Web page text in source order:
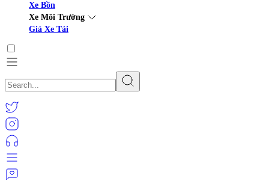
Xe Bồn
Xe Môi Trường
Giá Xe Tải